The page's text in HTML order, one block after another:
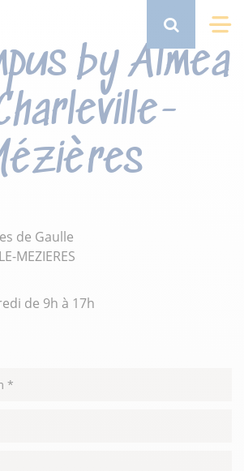
contenu
principal
Search
by Alméa
de Gaulle
MEZIERES
de 9h à 17h